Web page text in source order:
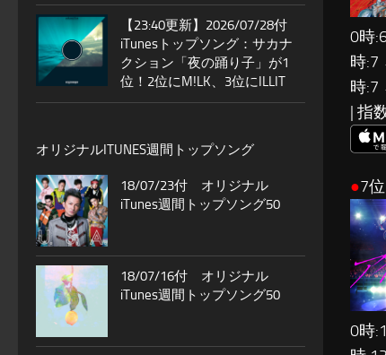
0時
時
時
| 指
●7
0時
【23:40更新】2026/07/28付
iTunesトップソング：サカナ
クション「夜の踊り子」が1
位！2位にM!LK、3位にILLIT
オリジナルITUNES週間トップソング
18/07/23付 オリジナル
iTunes週間トップソング50
18/07/16付 オリジナル
iTunes週間トップソング50